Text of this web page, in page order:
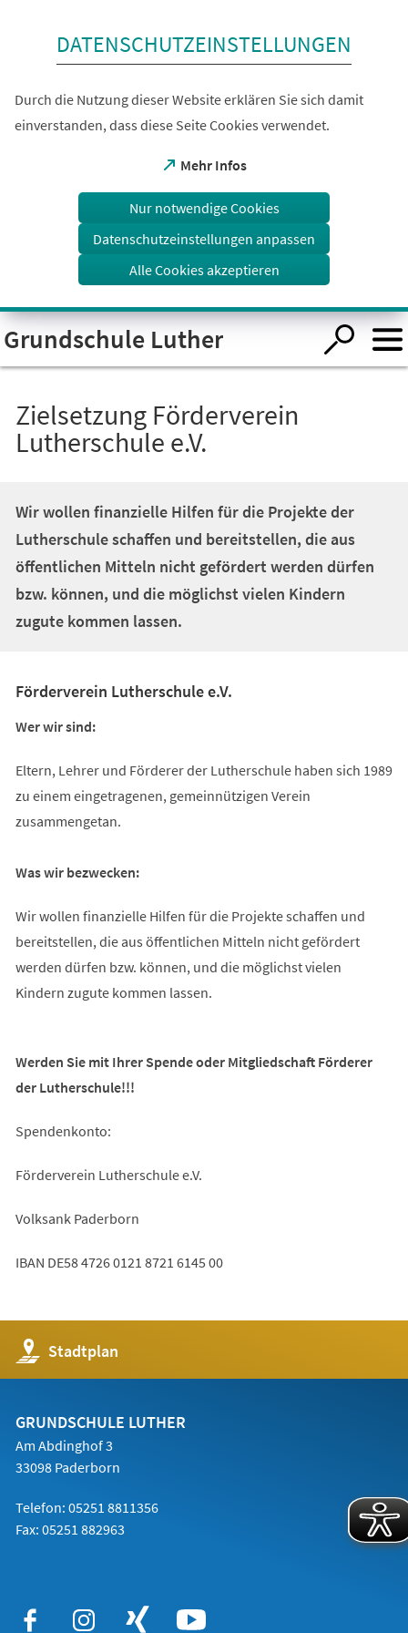
Visuelle
Assistenzsoftware
öffnen.
DATENSCHUTZEINSTELLUNGEN
Durch die Nutzung dieser Website erklären Sie sich damit
einverstanden, dass diese Seite Cookies verwendet.
Mehr Infos
(Öffnet
einem
Tab)
Nur notwendige Cookies
Datenschutzeinstellungen anpassen
Alle Cookies akzeptieren
Grundschule Luther
Zielsetzung Förderverein
Lutherschule e.V.
Wir wollen finanzielle Hilfen für die Projekte der
Lutherschule schaffen und bereitstellen, die aus
öffentlichen Mitteln nicht gefördert werden dürfen
bzw. können, und die möglichst vielen Kindern
zugute kommen lassen.
Förderverein Lutherschule e.V.
Wer wir sind:
Eltern, Lehrer und Förderer der Lutherschule haben sich 1989
zu einem eingetragenen, gemeinnützigen Verein
zusammengetan.
Was wir bezwecken:
Wir wollen finanzielle Hilfen für die Projekte schaffen und
bereitstellen, die aus öffentlichen Mitteln nicht gefördert
werden dürfen bzw. können, und die möglichst vielen
Kindern zugute kommen lassen.
Werden Sie mit Ihrer Spende oder Mitgliedschaft Förderer
der Lutherschule!!!
Spendenkonto:
Förderverein Lutherschule e.V.
Volksank Paderborn
IBAN DE58 4726 0121 8721 6145 00
Stadtplan
(Öffnet
in
einem
Tab)
GRUNDSCHULE LUTHER
Am Abdinghof 3
33098 Paderborn
Telefon: 05251 8811356
Fax: 05251 882963